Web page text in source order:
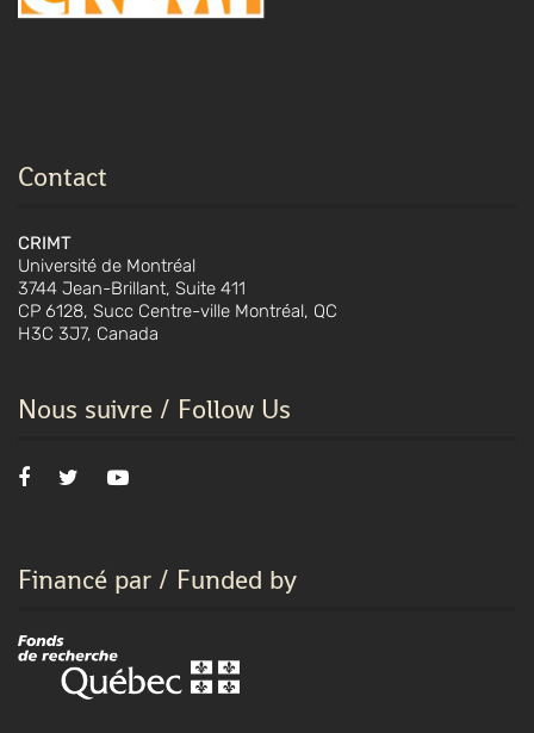
Contact
CRIMT
Université de Montréal
3744 Jean-Brillant, Suite 411
CP 6128, Succ Centre-ville Montréal, QC
H3C 3J7, Canada
Nous suivre / Follow Us
Financé par / Funded by